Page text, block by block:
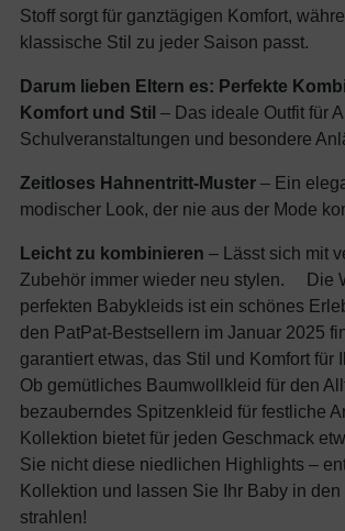
Stoff sorgt für ganztägigen Komfort,
klassische Stil zu jeder Saison passt.
Darum lieben Eltern es: Perfekte
Komfort und Stil – Das ideale Outfit für
Schulveranstaltungen und besondere
Zeitloses Hahnentritt-Muster – Ein
modischer Look, der nie aus der Mode
Leicht zu kombinieren – Lässt sich mit
Zubehör immer wieder neu stylen. Die
perfekten Babykleids ist ein schönes
den PatPat-Bestsellern im Januar 2025
garantiert etwas, das Stil und Komfort für
Ob gemütliches Baumwollkleid für den
bezauberndes Spitzenkleid für festliche
Kollektion bietet für jeden Geschmack
Sie nicht diese niedlichen Highlights –
Kollektion und lassen Sie Ihr Baby in
strahlen!